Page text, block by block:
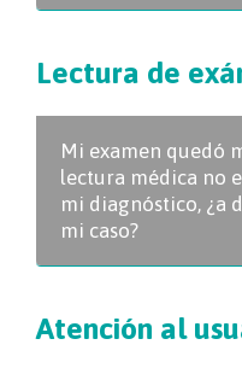
Lectura de
Mi examen quedó
lectura médica no
mi diagnóstico, ¿a
mi caso?
Atención al